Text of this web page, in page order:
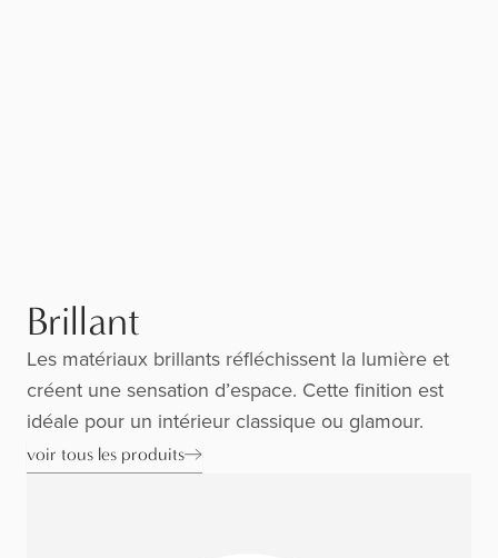
Brillant
Les matériaux brillants réfléchissent la lumière et
créent une sensation d’espace. Cette finition est
idéale pour un intérieur classique ou glamour.
voir tous les produits